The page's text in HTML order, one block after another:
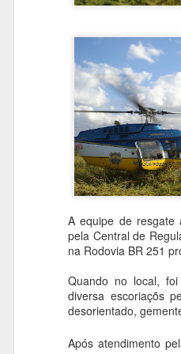
A equipe de resgate
pela Central de
na Rodovia BR 251
Quando no local,
diversa escoriaçõs
desorientado,
Após atendimento
O presente artigo tem o objetivo de
terror no ar, as ações ilícitas que
segurança aérea, tripulantes,
violentas que estão contidas nesse